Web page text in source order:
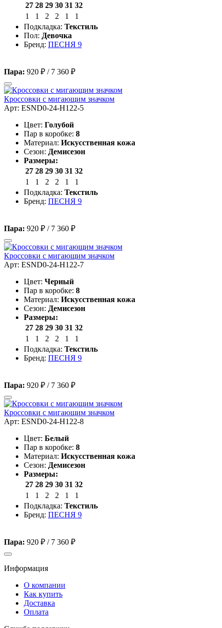
27 28 29 30 31 32
1
1 2 2 1
1
Подкладка: Текстиль
Пол: Девочка
Бренд: ПЕСНЯ 9
Пара: 920 ₽ / 7 360 ₽
Кроссовки с мигающим значком
Арт: ESND0-24-H122-5
Цвет: Голубой
Пар в коробке: 8
Материал: Искусственная кожа
Сезон: Демисезон
Размеры:
27 28 29 30 31 32
1
1 2 2 1
1
Подкладка: Текстиль
Бренд: ПЕСНЯ 9
Пара: 920 ₽ / 7 360 ₽
Кроссовки с мигающим значком
Арт: ESND0-24-H122-7
Цвет: Черный
Пар в коробке: 8
Материал: Искусственная кожа
Сезон: Демисезон
Размеры:
27 28 29 30 31 32
1
1 2 2 1
1
Подкладка: Текстиль
Бренд: ПЕСНЯ 9
Пара: 920 ₽ / 7 360 ₽
Кроссовки с мигающим значком
Арт: ESND0-24-H122-8
Цвет: Белый
Пар в коробке: 8
Материал: Искусственная кожа
Сезон: Демисезон
Размеры:
27 28 29 30 31 32
1
1 2 2 1
1
Подкладка: Текстиль
Бренд: ПЕСНЯ 9
Пара: 920 ₽ / 7 360 ₽
Информация
О компании
Как купить
Доставка
Оплата